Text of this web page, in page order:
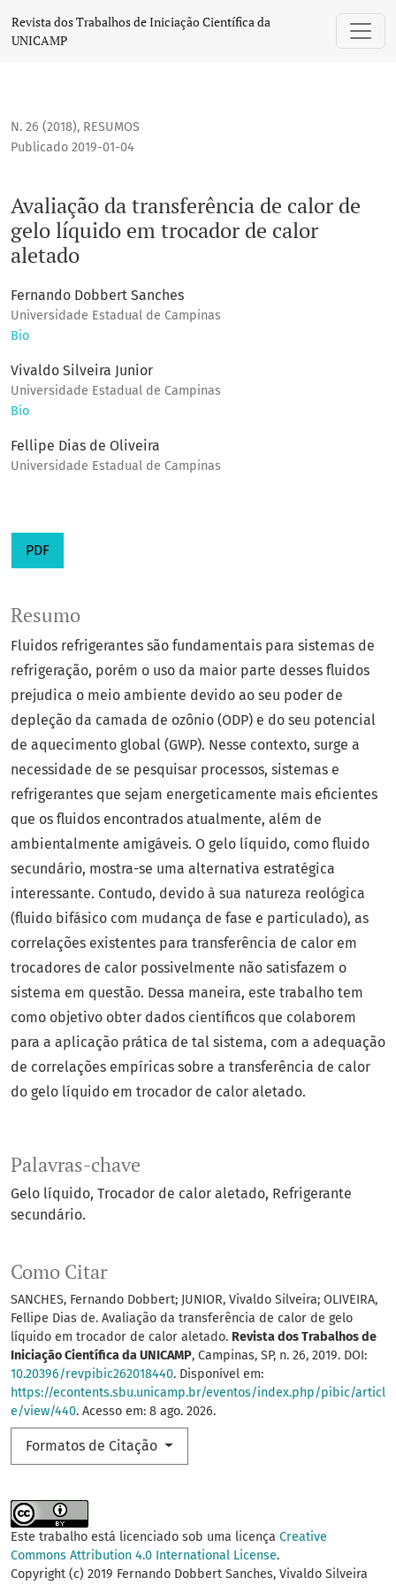
Avaliação da transferência de calor de gelo líquido em
Revista dos Trabalhos de Iniciação Científica da
UNICAMP
N. 26 (2018), RESUMOS
Avaliação da transferência de calor de
gelo líquido em trocador de calor
aletado
Publicado 2019-01-04
Fernando Dobbert Sanches
Universidade Estadual de Campinas
Bio
Vivaldo Silveira Junior
Universidade Estadual de Campinas
Bio
Fellipe Dias de Oliveira
Universidade Estadual de Campinas
PDF
Palavras-chave
Gelo líquido Trocador de calor aletado Refrigerante
secundário.
Como Citar
SANCHES, Fernando Dobbert; JUNIOR, Vivaldo Silveira; OLIVEIRA,
Fellipe Dias de. Avaliação da transferência de calor de gelo
líquido em trocador de calor aletado. Revista dos Trabalhos de
Iniciação Científica da UNICAMP, Campinas, SP, n. 26, 2019. DOI:
10.20396/revpibic262018440. Disponível em:
https://econtents.sbu.unicamp.br/eventos/index.php/pibic/articl
e/view/440. Acesso em: 8 ago. 2026.
Formatos de Citação
Resumo
Fluidos refrigerantes são fundamentais para sistemas de
refrigeração, porém o uso da maior parte desses fluidos
prejudica o meio ambiente devido ao seu poder de
depleção da camada de ozônio (ODP) e do seu potencial
de aquecimento global (GWP). Nesse contexto, surge a
necessidade de se pesquisar processos, sistemas e
refrigerantes que sejam energeticamente mais eficientes
que os fluidos encontrados atualmente, além de
ambientalmente amigáveis. O gelo líquido, como fluido
secundário, mostra-se uma alternativa estratégica
interessante. Contudo, devido à sua natureza reológica
(fluido bifásico com mudança de fase e particulado), as
correlações existentes para transferência de calor em
trocadores de calor possivelmente não satisfazem o
sistema em questão. Dessa maneira, este trabalho tem
como objetivo obter dados científicos que colaborem
para a aplicação prática de tal sistema, com a adequação
de correlações empíricas sobre a transferência de calor
do gelo líquido em trocador de calor aletado.
Este trabalho está licenciado sob uma licença Creative
Commons Attribution 4.0 International License.
Copyright (c) 2019 Fernando Dobbert Sanches, Vivaldo Silveira